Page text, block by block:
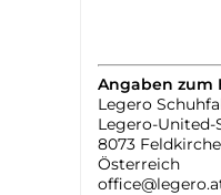
Angaben zum
Legero
Legero-United-
8073
Österreich